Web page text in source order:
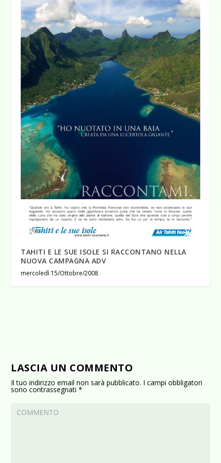
TAHITI E LE SUE ISOLE SI RACCONTANO NELLA
NUOVA CAMPAGNA ADV
mercoledì 15/Ottobre/2008
LASCIA UN COMMENTO
Il tuo indirizzo email non sarà pubblicato. I campi obbligatori
sono contrassegnati*